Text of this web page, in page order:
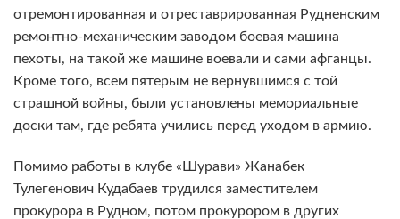
отремонтированная и отреставрированная Рудненским
ремонтно-механическим заводом боевая машина
пехоты, на такой же машине воевали и сами афганцы.
Кроме того, всем пятерым не вернувшимся с той
страшной войны, были установлены мемориальные
доски там, где ребята учились перед уходом в армию.
Помимо работы в клубе «Шурави» Жанабек
Тулегенович Кудабаев трудился заместителем
прокурора в Рудном, потом прокурором в других